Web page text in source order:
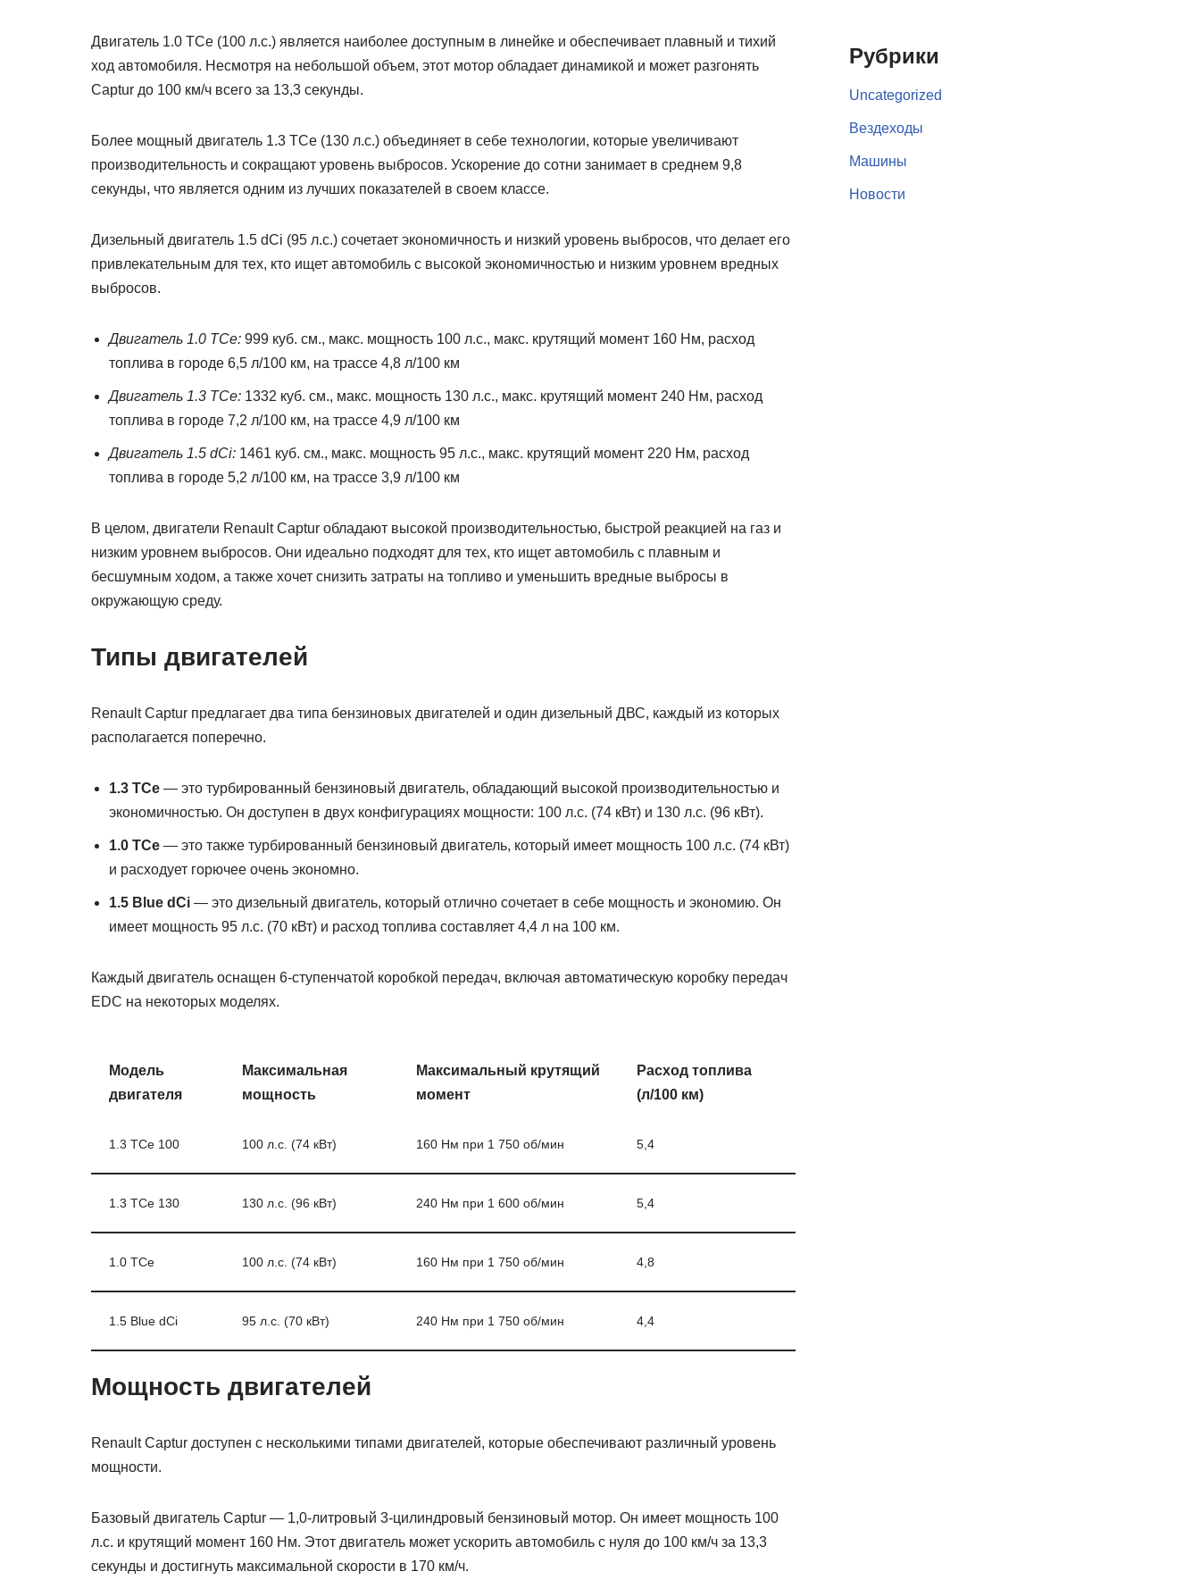
Двигатель 1.0 TCe (100 л.с.) является наиболее доступным в линейке и обеспечивает плавный и тихий
ход автомобиля. Несмотря на небольшой объем, этот мотор обладает динамикой и может разгонять
Captur до 100 км/ч всего за 13,3 секунды.
Более мощный двигатель 1.3 TCe (130 л.с.) объединяет в себе технологии, которые увеличивают
производительность и сокращают уровень выбросов. Ускорение до сотни занимает в среднем 9,8
секунды, что является одним из лучших показателей в своем классе.
Дизельный двигатель 1.5 dCi (95 л.с.) сочетает экономичность и низкий уровень выбросов, что делает его
привлекательным для тех, кто ищет автомобиль с высокой экономичностью и низким уровнем вредных
выбросов.
Двигатель 1.0 TCe: 999 куб. см., макс. мощность 100 л.с., макс. крутящий момент 160 Нм, расход
топлива в городе 6,5 л/100 км, на трассе 4,8 л/100 км
Двигатель 1.3 TCe: 1332 куб. см., макс. мощность 130 л.с., макс. крутящий момент 240 Нм, расход
топлива в городе 7,2 л/100 км, на трассе 4,9 л/100 км
Двигатель 1.5 dCi: 1461 куб. см., макс. мощность 95 л.с., макс. крутящий момент 220 Нм, расход
топлива в городе 5,2 л/100 км, на трассе 3,9 л/100 км
В целом, двигатели Renault Captur обладают высокой производительностью, быстрой реакцией на газ и
низким уровнем выбросов. Они идеально подходят для тех, кто ищет автомобиль с плавным и
бесшумным ходом, а также хочет снизить затраты на топливо и уменьшить вредные выбросы в
окружающую среду.
Типы двигателей
Renault Captur предлагает два типа бензиновых двигателей и один дизельный ДВС, каждый из которых
располагается поперечно.
1.3 TCe — это турбированный бензиновый двигатель, обладающий высокой производительностью и
экономичностью. Он доступен в двух конфигурациях мощности: 100 л.с. (74 кВт) и 130 л.с. (96 кВт).
1.0 TCe — это также турбированный бензиновый двигатель, который имеет мощность 100 л.с. (74 кВт)
и расходует горючее очень экономно.
1.5 Blue dCi — это дизельный двигатель, который отлично сочетает в себе мощность и экономию. Он
имеет мощность 95 л.с. (70 кВт) и расход топлива составляет 4,4 л на 100 км.
Каждый двигатель оснащен 6-ступенчатой коробкой передач, включая автоматическую коробку передач
EDC на некоторых моделях.
Модель
двигателя
Максимальная
мощность
Максимальный крутящий
момент
Расход топлива
(л/100 км)
1.3 TCe 100 100 л.с. (74 кВт) 160 Нм при 1 750 об/мин 5,4
1.3 TCe 130 130 л.с. (96 кВт) 240 Нм при 1 600 об/мин 5,4
1.0 TCe 100 л.с. (74 кВт) 160 Нм при 1 750 об/мин 4,8
1.5 Blue dCi 95 л.с. (70 кВт) 240 Нм при 1 750 об/мин 4,4
Мощность двигателей
Renault Captur доступен с несколькими типами двигателей, которые обеспечивают различный уровень
мощности.
Базовый двигатель Captur — 1,0-литровый 3-цилиндровый бензиновый мотор. Он имеет мощность 100
л.с. и крутящий момент 160 Нм. Этот двигатель может ускорить автомобиль с нуля до 100 км/ч за 13,3
секунды и достигнуть максимальной скорости в 170 км/ч.
Рубрики
Uncategorized
Вездеходы
Машины
Новости